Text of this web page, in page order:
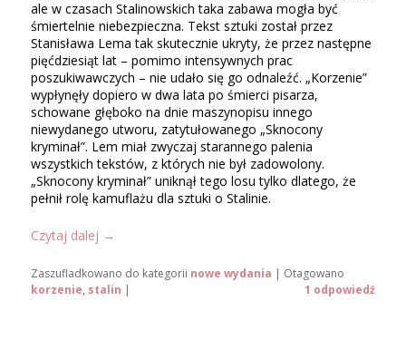
ale w czasach Stalinowskich taka zabawa mogła być
śmiertelnie niebezpieczna. Tekst sztuki został przez
Stanisława Lema tak skutecznie ukryty, że przez następne
pięćdziesiąt lat – pomimo intensywnych prac
poszukiwawczych – nie udało się go odnaleźć. „Korzenie”
wypłynęły dopiero w dwa lata po śmierci pisarza,
schowane głęboko na dnie maszynopisu innego
niewydanego utworu, zatytułowanego „Sknocony
kryminał”. Lem miał zwyczaj starannego palenia
wszystkich tekstów, z których nie był zadowolony.
„Sknocony kryminał” uniknął tego losu tylko dlatego, że
pełnił rolę kamuflażu dla sztuki o Stalinie.
Czytaj dalej →
Zaszufladkowano do kategorii nowe wydania | Otagowano
korzenie, stalin | 1 odpowiedź